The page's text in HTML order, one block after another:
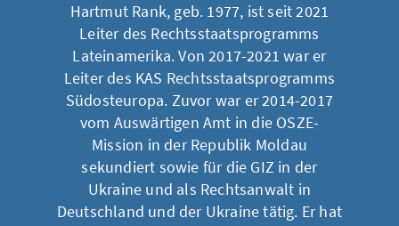
Hartmut Rank, geb. 1977, ist seit 2021
Leiter des Rechtsstaatsprogramms
Lateinamerika. Von 2017-2021 war er
Leiter des KAS Rechtsstaatsprogramms
Südosteuropa. Zuvor war er 2014-2017
vom Auswärtigen Amt in die OSZE-
Mission in der Republik Moldau
sekundiert sowie für die GIZ in der
Ukraine und als Rechtsanwalt in
Deutschland und der Ukraine tätig. Er hat